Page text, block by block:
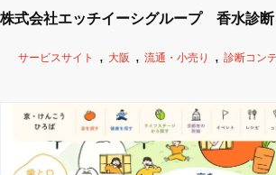
株式会社エッチイーシグループ 香水診
サービスサイト 大阪 流通・小売り 診断コン